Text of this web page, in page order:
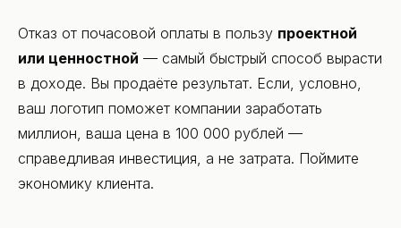
Отказ от почасовой оплаты в пользу проектной
или ценностной — самый быстрый способ вырасти
в доходе. Вы продаёте результат. Если, условно,
ваш логотип поможет компании заработать
миллион, ваша цена в 100 000 рублей —
справедливая инвестиция, а не затрата. Поймите
экономику клиента.